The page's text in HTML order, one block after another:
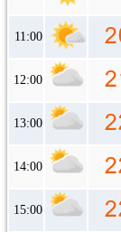
11:00
12:00
13:00
14:00
15:00